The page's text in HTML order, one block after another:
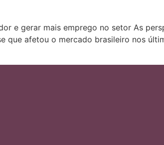
e gerar mais emprego no setor As
que afetou o mercado brasileiro nos